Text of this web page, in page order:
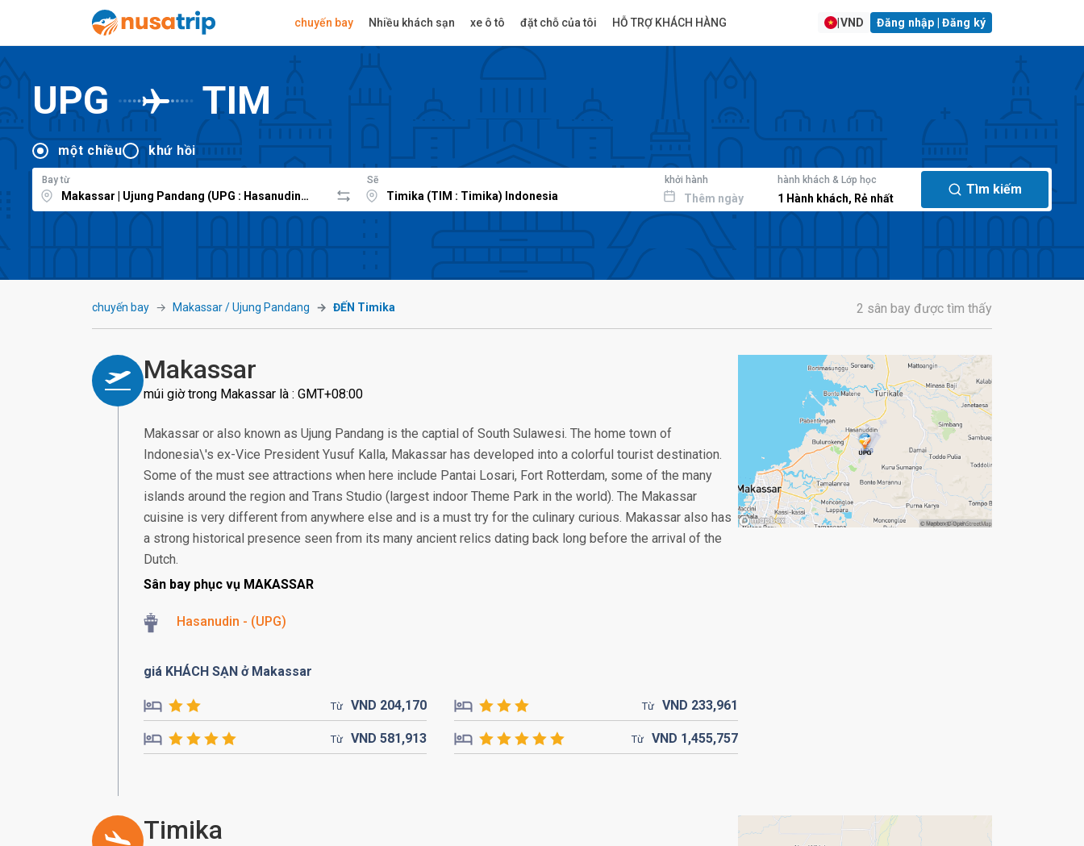
chuyến bay Nhiều khách sạn xe ô tô đặt chỗ của tôi HỖ TRỢ KHÁCH HÀNG VND Đăng nhập | Đăng ký
UPG TIM
một chiều khứ hồi
Bay từ Sẽ khởi hành
Thêm ngày
hành khách & Lớp học
1 Hành khách, Rẻ nhất
Tìm kiếm
chuyến bay Makassar / Ujung Pandang ĐẾN Timika 2 sân bay được tìm thấy
Makassar
múi giờ trong Makassar là : GMT+08:00
Makassar or also known as Ujung Pandang is the captial of South Sulawesi. The home town of
Indonesia\'s ex-Vice President Yusuf Kalla, Makassar has developed into a colorful tourist destination.
Some of the must see attractions when here include Pantai Losari, Fort Rotterdam, some of the many
islands around the region and Trans Studio (largest indoor Theme Park in the world). The Makassar
cuisine is very different from anywhere else and is a must try for the culinary curious. Makassar also has
a strong historical presence seen from its many ancient relics dating back long before the arrival of the
Dutch.
Sân bay phục vụ MAKASSAR
Hasanudin - (UPG)
giá KHÁCH SẠN ở Makassar
Từ VND 204,170 Từ VND 233,961
Từ VND581,913 Từ VND 1,455,757
Timika